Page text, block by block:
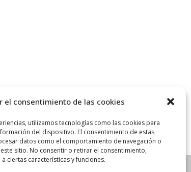
el consentimiento de las cookies
utilizamos tecnologías como las cookies para
del dispositivo. El consentimiento de estas
datos como el comportamiento de navegación o
sitio. No consentir o retirar el consentimiento,
ciertas características y funciones.